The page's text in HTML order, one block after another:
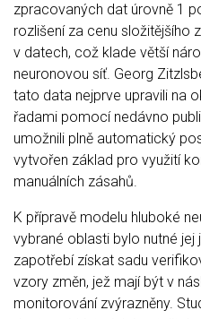
zpracovaných dat úrovně 1
rozlišení za cenu složitějšího
v datech, což klade větší
neuronovou síť. Georg
tato data nejprve upravili na
řadami pomocí nedávno
umožnili plně automatický
vytvořen základ pro využití
manuálních zásahů.
K přípravě modelu hluboké
vybrané oblasti bylo nutné
zapotřebí získat sadu
vzory změn, jež mají být v
monitorování zvýrazněny.